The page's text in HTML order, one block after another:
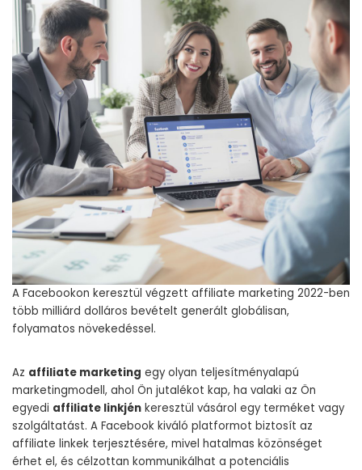
A Facebookon keresztül végzett affiliate marketing 2022-ben
több milliárd dolláros bevételt generált globálisan,
folyamatos növekedéssel.
Az affiliate marketing egy olyan teljesítményalapú
marketingmodell, ahol Ön jutalékot kap, ha valaki az Ön
egyedi affiliate linkjén keresztül vásárol egy terméket vagy
szolgáltatást. A Facebook kiváló platformot biztosít az
affiliate linkek terjesztésére, mivel hatalmas közönséget
érhet el, és célzottan kommunikálhat a potenciális